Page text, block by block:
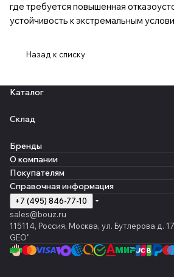
где требуется повышенная
устойчивость к экстремальным
Назад к списку
Каталог
Склад
Бренды
О компании
Покупателям
Справочная информация
+7 (495) 846-77-10
sales@bouz.ru
115114, Россия, Москва, ул. Бутлерова д.
GEO"